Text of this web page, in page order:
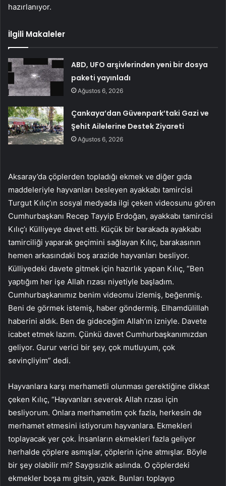
hazırlanıyor.
İlgili Makaleler
ABD, UFO arşivlerinden yeni bir dosya
paketi yayınladı
Ağustos 6, 2026
Çankaya’dan Güvenpark’taki Gazi ve
Şehit Ailelerine Destek Ziyareti
Ağustos 6, 2026
Aksaray’da çöplerden topladığı ekmek ve diğer gıda
maddeleriyle hayvanları besleyen ayakkabı tamircisi
Turgut Kılıç’ın sosyal medyada ilgi çeken videosunu gören
Cumhurbaşkanı Recep Tayyip Erdoğan, ayakkabı tamircisi
Kılıç’ı Külliyeye davet etti. Küçük bir barakada ayakkabı
tamirciliği yaparak geçimini sağlayan Kılıç, barakasının
hemen arkasındaki boş arazide hayvanları besliyor.
Külliyedeki davete gitmek için hazırlık yapan Kılıç, “Ben
yaptığım her işe Allah rızası niyetiyle başladım.
Cumhurbaşkanımız benim videomu izlemiş, beğenmiş.
Beni de görmek istemiş, haber göndermiş. Elhamdülillah
haberini aldık. Ben de gideceğim Allah’ın izniyle. Davete
icabet etmek lazım. Çünkü davet Cumhurbaşkanımızdan
geliyor. Gurur verici bir şey, çok mutluyum, çok
sevinçliyim” dedi.
Hayvanlara karşı merhametli olunması gerektiğine dikkat
çeken Kılıç, “Hayvanları severek Allah rızası için
besliyorum. Onlara merhametim çok fazla, herkesin de
merhamet etmesini istiyorum hayvanlara. Ekmekleri
toplayacak yer çok. İnsanların ekmekleri fazla geliyor
herhalde çöplere asmışlar, çöplerin içine atmışlar. Böyle
bir şey olabilir mi? Saygısızlık aslında. O çöplerdeki
ekmekler boşa mı gitsin, yazık. Bunları toplayıp